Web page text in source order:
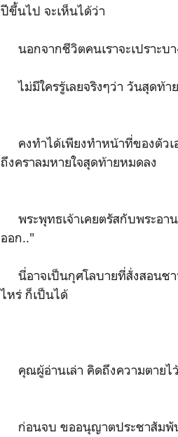
ปีขึ้นไป จะเห็นได้ว่า
นอกจากชีวิตคนเราจะเปราะบ
ไม่มีใครรู้เลยจริงๆว่า วันสุดท้า
คงทำได้เพียงทำหน้าที่ของตัวเ
ถึงคราลมหายใจสุดท้ายหมดลง
พระพุทธเจ้าเคยตรัสกับพระอา
ออก.."
นี่อาจเป็นกุศโลบายที่สั่งสอนชาว
ไหร่ ก็เป็นได้
คุณผู้อ่านเล่า คิดถึงความตายไ
ก่อนจบ ขออนุญาตประชาสัมพัน